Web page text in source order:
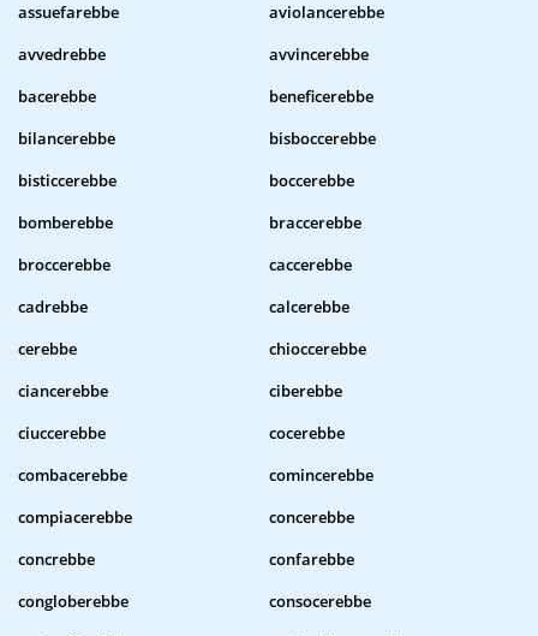
assuefarebbe
aviolancerebbe
avvedrebbe
avvincerebbe
bacerebbe
beneficerebbe
bilancerebbe
bisboccerebbe
bisticcerebbe
boccerebbe
bomberebbe
braccerebbe
broccerebbe
caccerebbe
cadrebbe
calcerebbe
cerebbe
chioccerebbe
ciancerebbe
ciberebbe
ciuccerebbe
cocerebbe
combacerebbe
comincerebbe
compiacerebbe
concerebbe
concrebbe
confarebbe
congloberebbe
consocerebbe